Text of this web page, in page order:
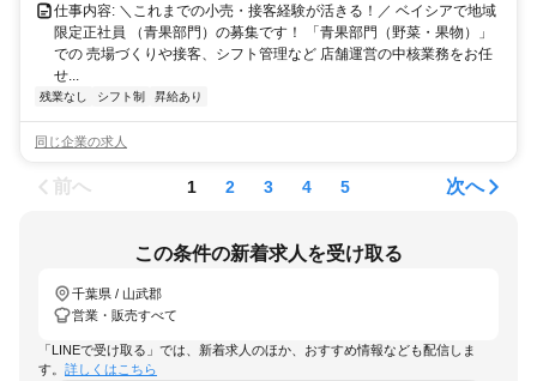
仕事内容: ＼これまでの小売・接客経験が活きる！／ ベイシアで地域
限定正社員 （青果部門）の募集です！ 「青果部門（野菜・果物）」
での 売場づくりや接客、シフト管理など 店舗運営の中核業務をお任
せ...
残業なし シフト制 昇給あり
同じ企業の求人
前へ 1 2 3 4 5 次へ
この条件の新着求人を受け取る
千葉県 / 山武郡
営業・販売すべて
「LINEで受け取る」では、新着求人のほか、おすすめ情報なども配信しま
す。 詳しくはこちら